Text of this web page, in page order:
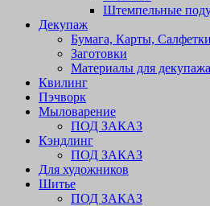
Штемпельные
Декупаж
Бумага, Карты, Салфетки
Заготовки
Материалы для декупажа
Квилинг
Пэчворк
Мыловарение
ПОД ЗАКАЗ
Кэндлинг
ПОД ЗАКАЗ
Для художников
Шитье
ПОД ЗАКАЗ